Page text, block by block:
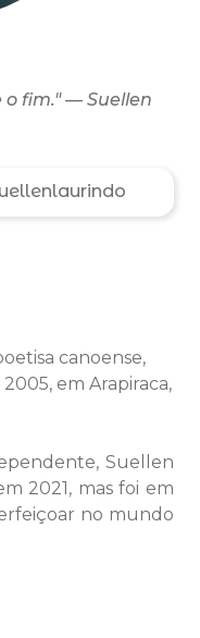
o fim." — Suellen
canoense,
em Arapiraca,
Suellen
2021, mas foi em
no mundo